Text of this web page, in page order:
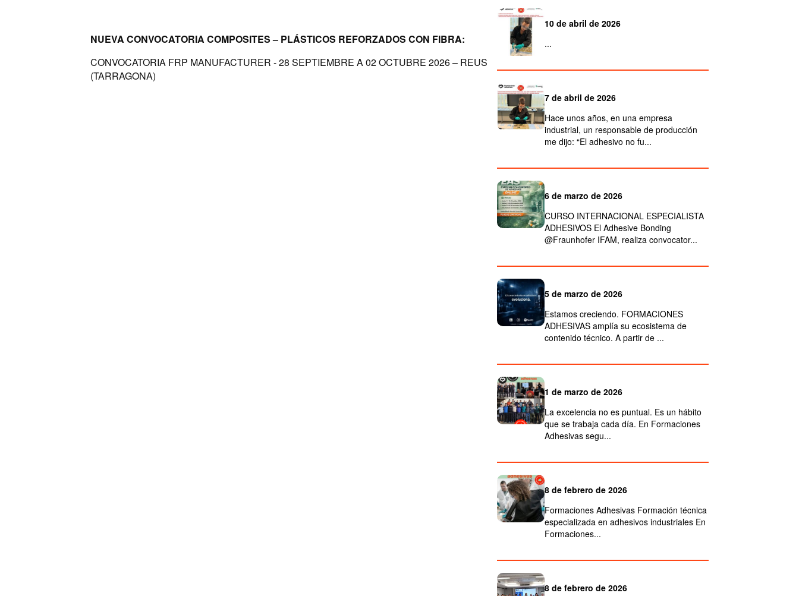
NUEVA CONVOCATORIA COMPOSITES – PLÁSTICOS REFORZADOS CON FIBRA:
CONVOCATORIA FRP MANUFACTURER - 28 SEPTIEMBRE A 02 OCTUBRE 2026 – REUS
(TARRAGONA)
10 de abril de 2026
...
7 de abril de 2026
Hace unos años, en una empresa
industrial, un responsable de producción
me dijo: “El adhesivo no fu...
6 de marzo de 2026
CURSO INTERNACIONAL ESPECIALISTA
ADHESIVOS El Adhesive Bonding
@Fraunhofer IFAM, realiza convocator...
5 de marzo de 2026
Estamos creciendo. FORMACIONES
ADHESIVAS amplía su ecosistema de
contenido técnico. A partir de ...
1 de marzo de 2026
La excelencia no es puntual. Es un hábito
que se trabaja cada día. En Formaciones
Adhesivas segu...
8 de febrero de 2026
Formaciones Adhesivas Formación técnica
especializada en adhesivos industriales En
Formaciones...
8 de febrero de 2026